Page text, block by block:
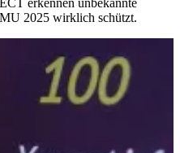
2025 wirklich schützt.